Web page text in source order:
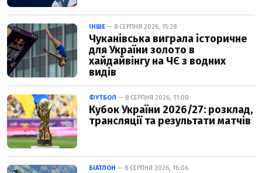
ІНШЕ — 8 СЕРПНЯ 2026, 15:28
Чуканівська виграла історичне
для України золото в
хайдайвінгу на ЧЄ з водних
видів
ФУТБОЛ — 8 СЕРПНЯ 2026, 11:00
Кубок України 2026/27: розклад,
трансляції та результати матчів
БІАТЛОН — 8 СЕРПНЯ 2026, 16:06